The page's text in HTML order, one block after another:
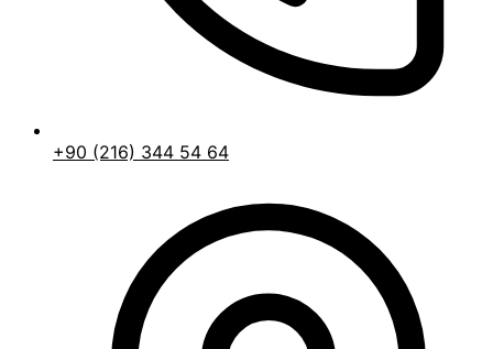
+90 (216) 344 54 64